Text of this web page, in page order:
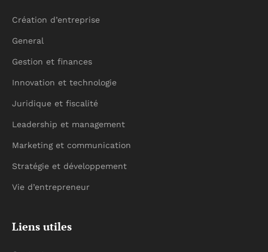
Création d’entreprise
General
Gestion et finances
Innovation et technologie
Juridique et fiscalité
Leadership et management
Marketing et communication
Stratégie et développement
Vie d’entrepreneur
Liens utiles